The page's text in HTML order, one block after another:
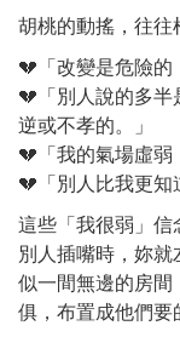
胡桃的動搖，往往
💔「改變是危險的
💔「別人說的多
逆或不孝的。」
💔「我的氣場虛弱
💔「別人比我更知
這些「我很弱」
別人插嘴時，妳
似一間無邊的房
俱，布置成他們要